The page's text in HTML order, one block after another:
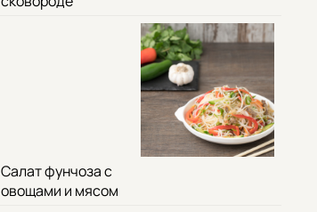
Салат фунчоза с
овощами и мясом